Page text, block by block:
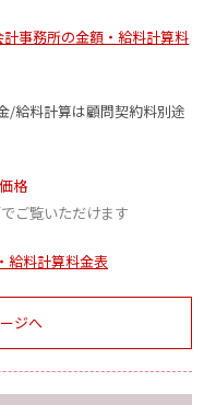
格
ご覧いただけます
ジへ